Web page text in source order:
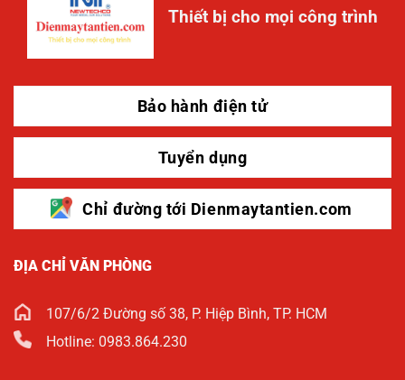
Thiết bị cho mọi công trình
Bảo hành điện tử
Tuyển dụng
Chỉ đường tới Dienmaytantien.com
ĐỊA CHỈ VĂN PHÒNG
107/6/2 Đường số 38, P. Hiệp Bình, TP. HCM
Hotline: 0983.864.230